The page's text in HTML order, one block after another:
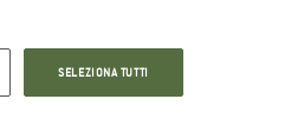
SELEZIONA TUTTI